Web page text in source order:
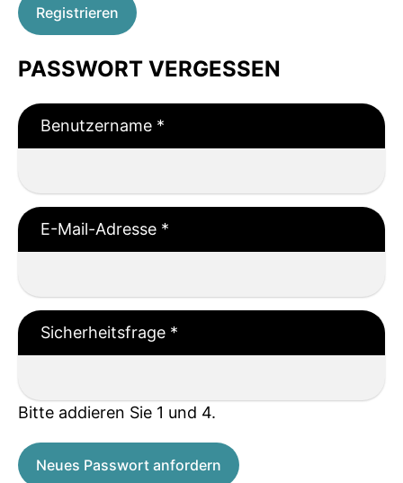
Registrieren
PASSWORT VERGESSEN
Benutzername *
E-Mail-Adresse *
Sicherheitsfrage *
Bitte addieren Sie 1 und 4.
Neues Passwort anfordern